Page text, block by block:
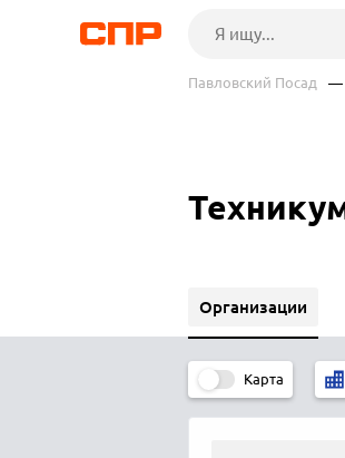
Павловский Посад —
Организации
Карта